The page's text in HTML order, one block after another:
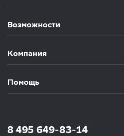
Возможности
Компания
Помощь
8 495 649-83-14